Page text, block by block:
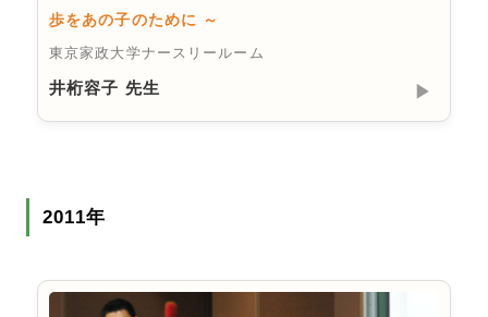
歩をあの子のために ～
東京家政大学ナースリールーム
井桁容子 先生 ▶︎
2011年